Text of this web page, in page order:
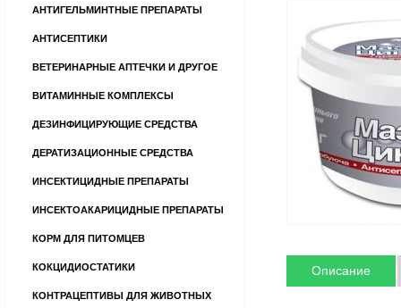
Описание
АНТИГЕЛЬМИНТНЫЕ ПРЕПАРАТЫ
АНТИСЕПТИКИ
ВЕТЕРИНАРНЫЕ АПТЕЧКИ И ДРУГОЕ
ВИТАМИННЫЕ КОМПЛЕКСЫ
ДЕЗИНФИЦИРУЮЩИЕ СРЕДСТВА
ДЕРАТИЗАЦИОННЫЕ СРЕДСТВА
ИНСЕКТИЦИДНЫЕ ПРЕПАРАТЫ
ИНСЕКТОАКАРИЦИДНЫЕ ПРЕПАРАТЫ
КОРМ ДЛЯ ПИТОМЦЕВ
КОКЦИДИОСТАТИКИ
КОНТРАЦЕПТИВЫ ДЛЯ ЖИВОТНЫХ